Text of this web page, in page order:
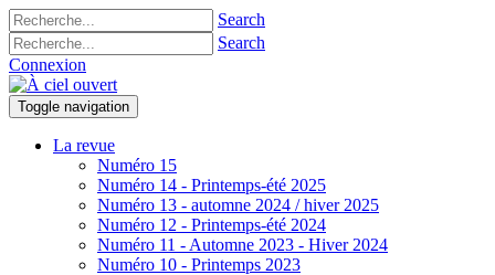
Search
Search
Connexion
Toggle navigation
La revue
Numéro 15
Numéro 14 - Printemps-été 2025
Numéro 13 - automne 2024 / hiver 2025
Numéro 12 - Printemps-été 2024
Numéro 11 - Automne 2023 - Hiver 2024
Numéro 10 - Printemps 2023